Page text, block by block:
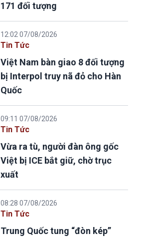
171 đối tượng
12:02 07/08/2026
Tin Tức
Việt Nam bàn giao 8 đối tượng
bị Interpol truy nã đỏ cho Hàn
Quốc
09:11 07/08/2026
Tin Tức
Vừa ra tù, người đàn ông gốc
Việt bị ICE bắt giữ, chờ trục
xuất
08:28 07/08/2026
Tin Tức
Trung Quốc tung “đòn kép”